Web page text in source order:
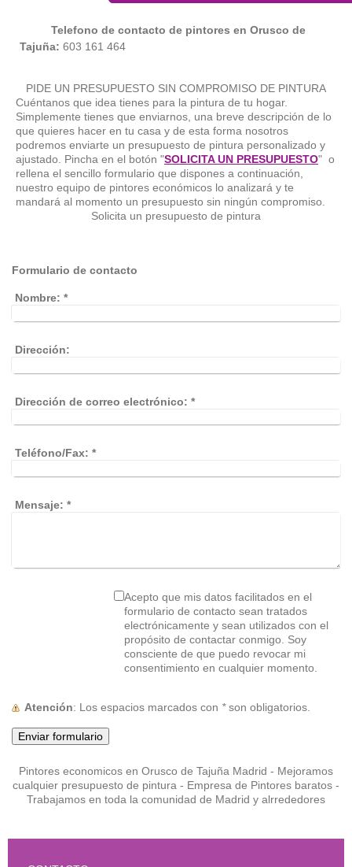
Telefono de contacto de pintores en Orusco de
Tajuña: 603 161 464
PIDE UN PRESUPUESTO SIN COMPROMISO DE PINTURA
Cuéntanos que idea tienes para la pintura de tu hogar.
Simplemente tienes que enviarnos, una breve descripción de lo
que quieres hacer en tu casa y de esta forma nosotros
podremos enviarte un presupuesto de pintura personalizado y
ajustado. Pincha en el botón "SOLICITA UN PRESUPUESTO" o
rellena el sencillo formulario que dispones a continuación,
nuestro equipo de pintores económicos lo analizará y te
mandará al momento un presupuesto sin ningún compromiso.
Solicita un presupuesto de pintura
Formulario de contacto
Nombre: *
Dirección:
Dirección de correo electrónico: *
Teléfono/Fax: *
Mensaje: *
Acepto que mis datos facilitados en el
formulario de contacto sean tratados
electrónicamente y sean utilizados con el
propósito de contactar conmigo. Soy
consciente de que puedo revocar mi
consentimiento en cualquier momento.
Atención : Los espacios marcados con *son obligatorios.
Pintores economicos en Orusco de Tajuña Madrid - Mejoramos
cualquier presupuesto de pintura - Empresa de Pintores baratos -
Trabajamos en toda la comunidad de Madrid y alrrededores